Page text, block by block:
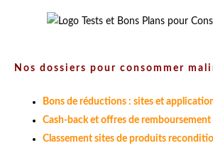
Nos dossiers pour consommer
Bons de réductions : sites et
Cash-back et offres de remboursement
Classement sites de produits